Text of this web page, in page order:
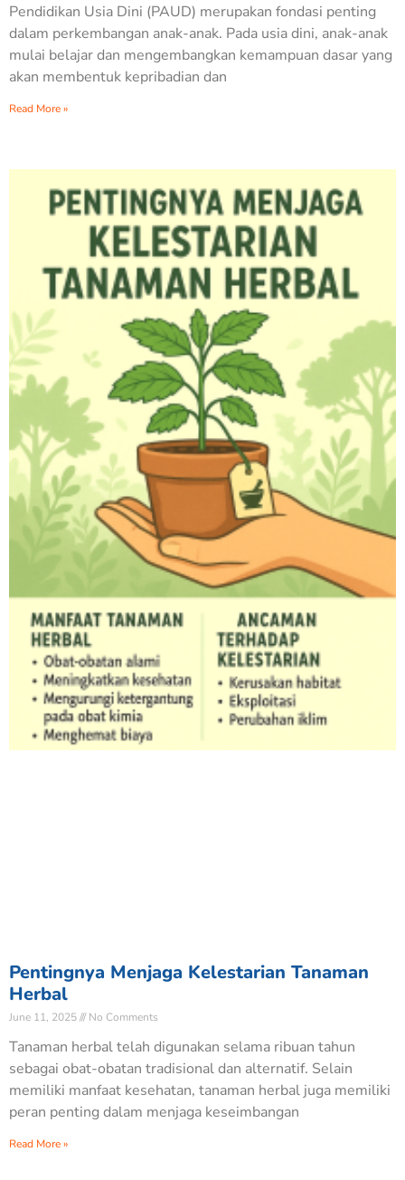
Pendidikan Usia Dini (PAUD) merupakan fondasi penting
dalam perkembangan anak-anak. Pada usia dini, anak-anak
mulai belajar dan mengembangkan kemampuan dasar yang
akan membentuk kepribadian dan
Read More »
Pentingnya Menjaga Kelestarian Tanaman
Herbal
June 11, 2025 No Comments
Tanaman herbal telah digunakan selama ribuan tahun
sebagai obat-obatan tradisional dan alternatif. Selain
memiliki manfaat kesehatan, tanaman herbal juga memiliki
peran penting dalam menjaga keseimbangan
Read More »